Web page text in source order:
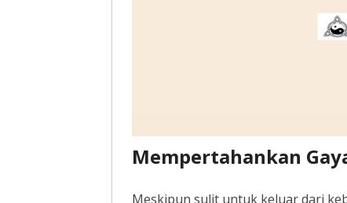
Mempertahankan
Meskipun sulit untuk keluar dari